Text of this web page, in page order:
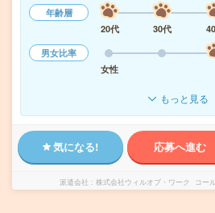
年齢層
20代
30代
男女比率
女性
もっと見る
気になる! 応募へ進む
派遣会社 株式会社ウィルオブ・ワーク コー